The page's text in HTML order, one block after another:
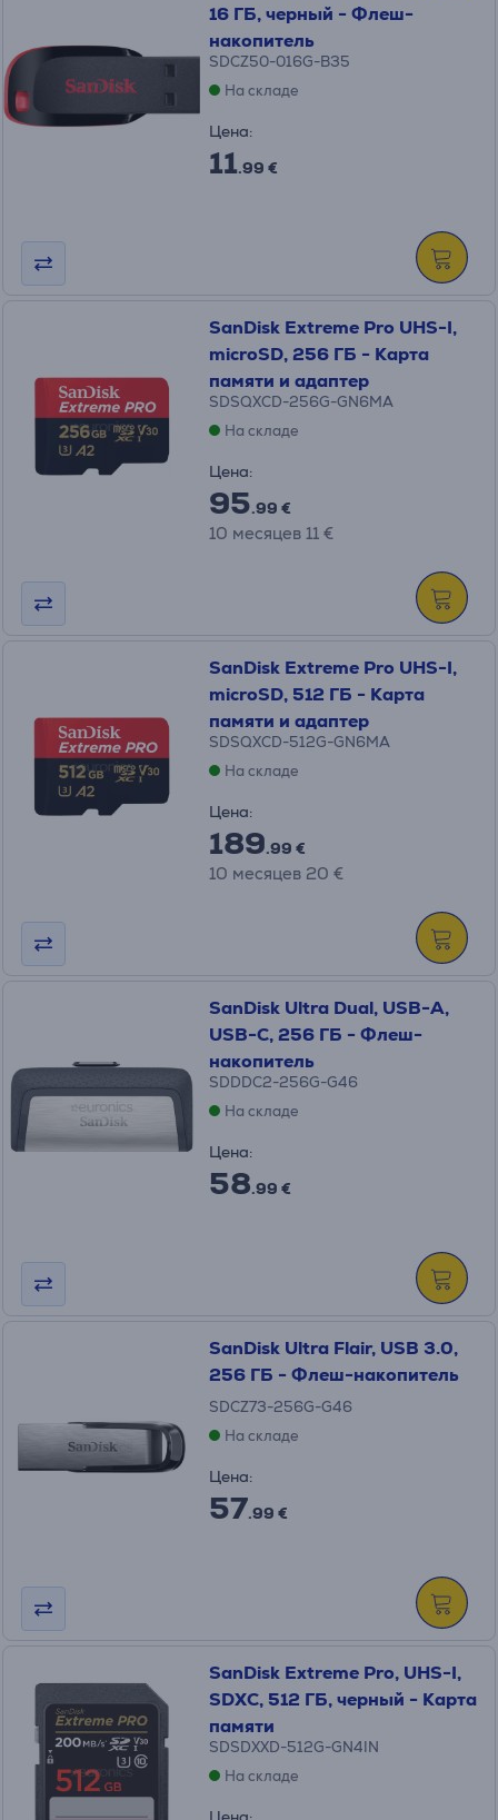
16 ГБ, черный - Флеш-
накопитель
SDCZ50-016G-B35
На складе
Цена:
11.99 €
SanDisk Extreme Pro UHS-I,
microSD, 256 ГБ - Карта
памяти и адаптер
SDSQXCD-256G-GN6MA
На складе
Цена:
95.99 €
10 месяцев 11 €
SanDisk Extreme Pro UHS-I,
microSD, 512 ГБ - Карта
памяти и адаптер
SDSQXCD-512G-GN6MA
На складе
Цена:
189.99 €
10 месяцев 20 €
SanDisk Ultra Dual, USB-A,
USB-C, 256 ГБ - Флеш-
накопитель
SDDDC2-256G-G46
На складе
Цена:
58.99 €
SanDisk Ultra Flair, USB 3.0,
256 ГБ - Флеш-накопитель
SDCZ73-256G-G46
На складе
Цена:
57.99 €
SanDisk Extreme Pro, UHS-I,
SDXC, 512 ГБ, черный - Карта
памяти
SDSDXXD-512G-GN4IN
На складе